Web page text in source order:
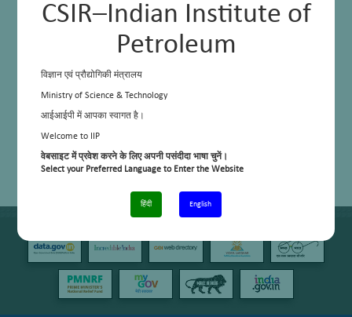
CSIR–Indian Institute of
Petroleum
विज्ञान एवं प्रौद्योगिकी मंत्रालय
Ministry of Science & Technology
आईआईपी में आपका स्वागत है।
Welcome to IIP
वेबसाइट में प्रवेश करने के लिए अपनी पसंदीदा भाषा चुनें।
Select your Preferred Language to Enter the Website
हिंदी English